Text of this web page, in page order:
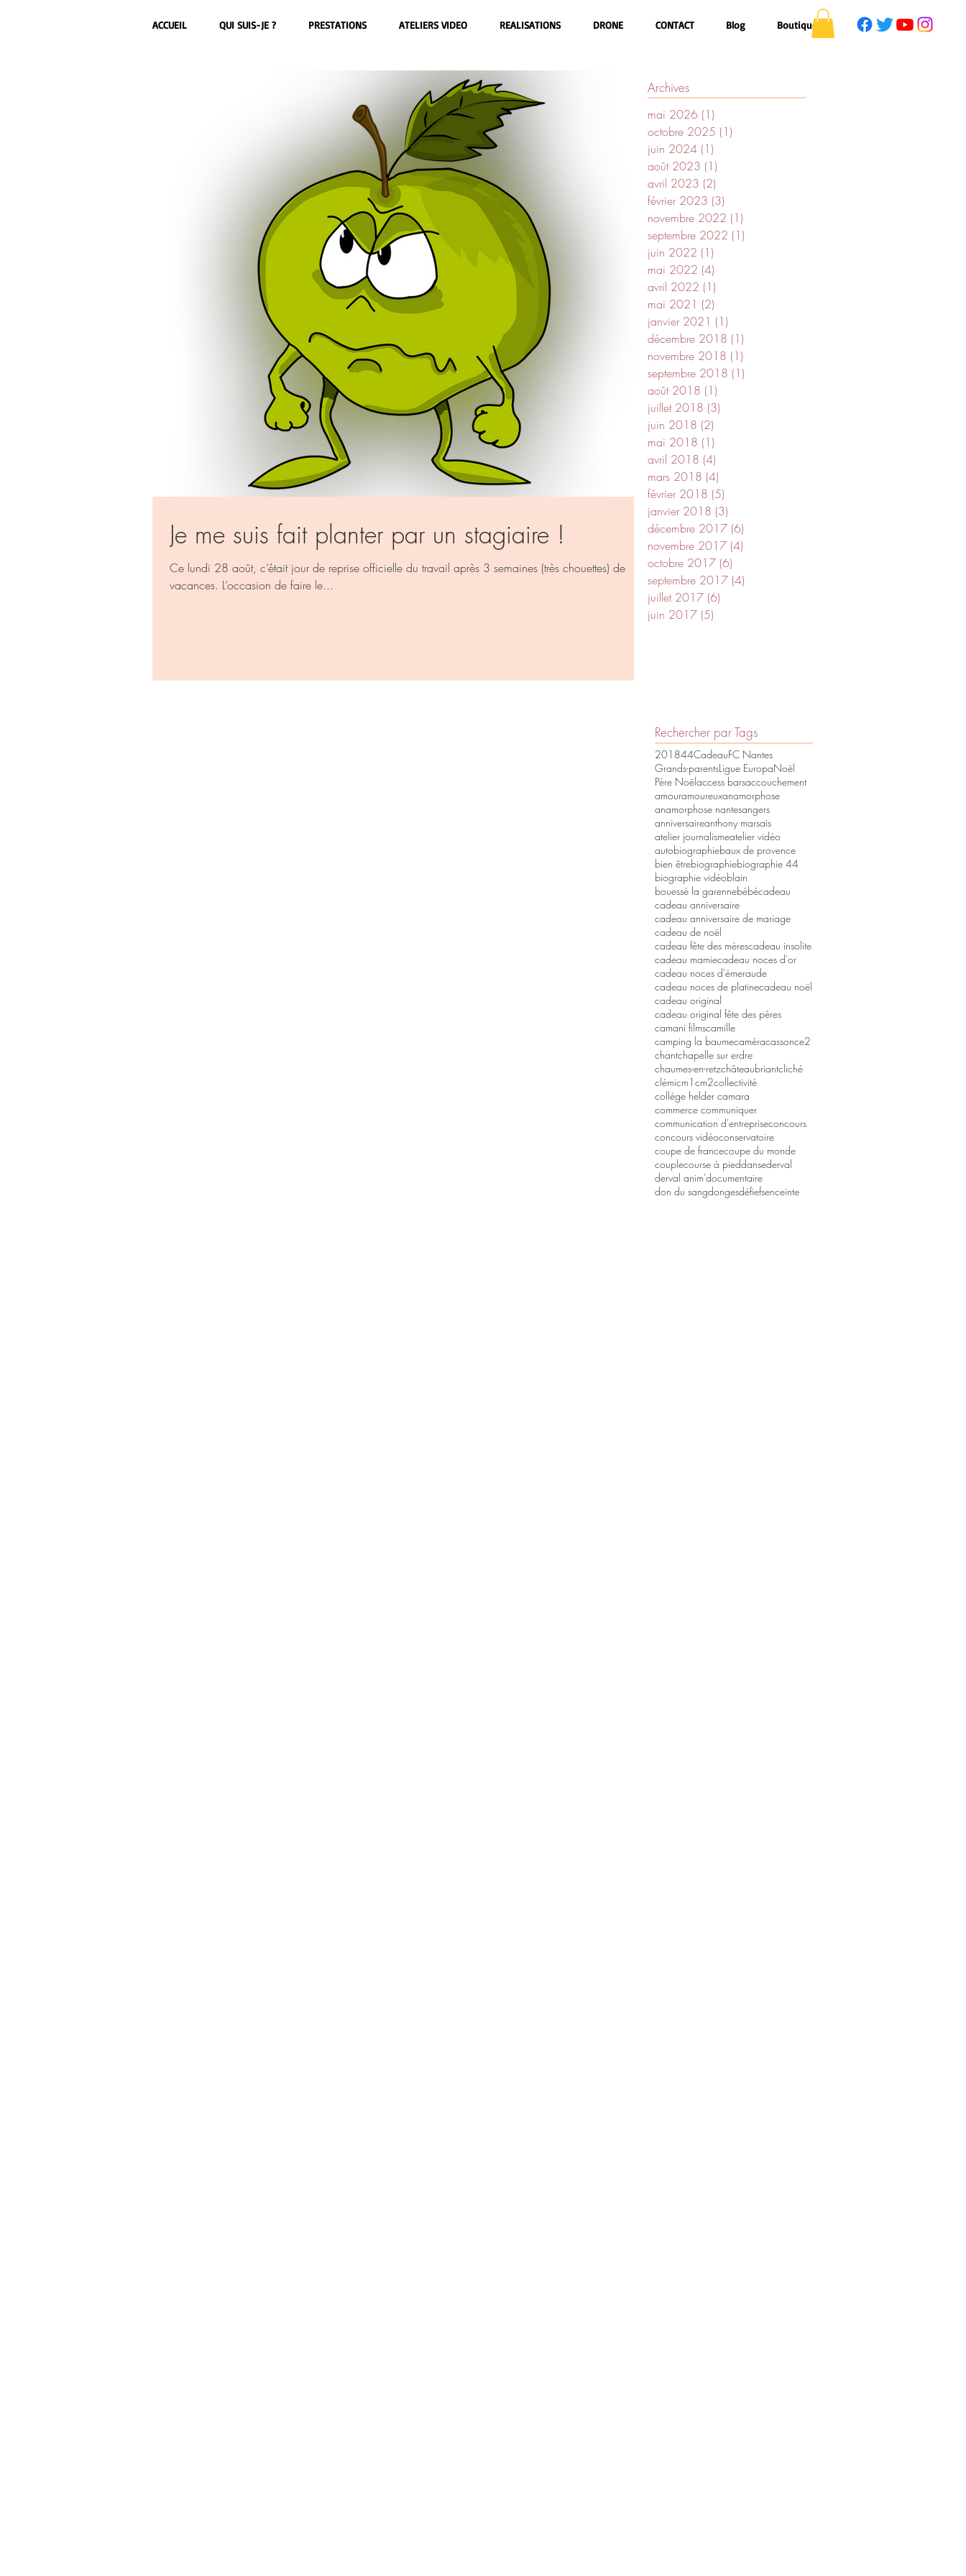
ACCUEIL QUI SUIS-JE ? PRESTATIONS ATELIERS VIDEO REALISATIONS DRONE CONTACT Blog Boutique
Je me suis fait planter par un stagiaire !
Ce lundi 28 août, c’était jour de reprise officielle du travail après 3 semaines (très chouettes) de
vacances. L’occasion de faire le...
Archives
mai 2026 (1)
octobre 2025 (1)
juin 2024 (1)
août 2023 (1)
avril 2023 (2)
février 2023 (3)
novembre 2022 (1)
septembre 2022 (1)
juin 2022 (1)
mai 2022 (4)
avril 2022 (1)
mai 2021 (2)
janvier 2021 (1)
décembre 2018 (1)
novembre 2018 (1)
septembre 2018 (1)
août 2018 (1)
juillet 2018 (3)
juin 2018 (2)
mai 2018 (1)
avril 2018 (4)
mars 2018 (4)
février 2018 (5)
janvier 2018 (3)
décembre 2017 (6)
novembre 2017 (4)
octobre 2017 (6)
septembre 2017 (4)
juillet 2017 (6)
juin 2017 (5)
Rechercher par Tags
201844CadeauFC Nantes
Grands-parentsLigue EuropaNoël
Père Noëlaccess barsaccouchement
amouramoureuxanamorphose
anamorphose nantesangers
anniversaireanthony marsais
atelier journalismeatelier vidéo
autobiographiebaux de provence
bien êtrebiographiebiographie 44
biographie vidéoblain
bouessé la garennebébécadeau
cadeau anniversaire
cadeau anniversaire de mariage
cadeau de noël
cadeau fête des mèrescadeau insolite
cadeau mamiecadeau noces d'or
cadeau noces d'émeraude
cadeau noces de platinecadeau noël
cadeau original
cadeau original fête des pères
camani filmscamille
camping la baumecaméracassonce2
chantchapelle sur erdre
chaumes-en-retzchâteaubriantcliché
clémicm1 cm2collectivité
collège helder camara
commerce communiquer
communication d'entrepriseconcours
concours vidéoconservatoire
coupe de francecoupe du monde
couplecourse à pieddansederval
derval anim'documentaire
don du sangdongesdéfiefsenceinte